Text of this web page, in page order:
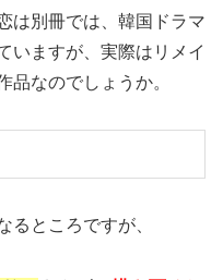
は別冊では、韓国ドラマ
いますが、実際はリメイ
品なのでしょうか。
るところですが、